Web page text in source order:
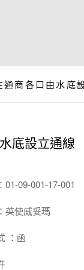
通商各口由水底
底設立通線
01-09-001-17-001
英使威妥瑪
：函